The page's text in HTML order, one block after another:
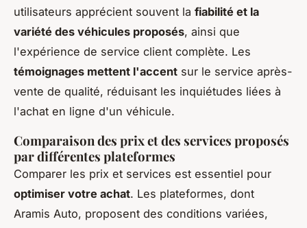
utilisateurs apprécient souvent la fiabilité et la
variété des véhicules proposés, ainsi que
l'expérience de service client complète. Les
témoignages mettent l'accent sur le service après-
vente de qualité, réduisant les inquiétudes liées à
l'achat en ligne d'un véhicule.
Comparaison des prix et des services proposés
par différentes plateformes
Comparer les prix et services est essentiel pour
optimiser votre achat. Les plateformes, dont
Aramis Auto, proposent des conditions variées,